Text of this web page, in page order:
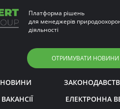
Платформа рішень
для менеджерів
діяльності
ОТРИМУВАТИ НОВИНИ
НОВИНИ
ВАКАНСІЇ ЕЛЕКТРОННА